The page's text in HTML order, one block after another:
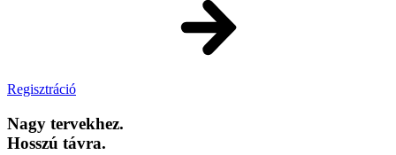
Regisztráció
Nagy tervekhez.
Hosszú távra.